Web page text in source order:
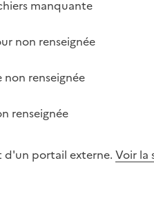
manquante
non renseignée
renseignée
renseignée
d'un portail externe. Voir la